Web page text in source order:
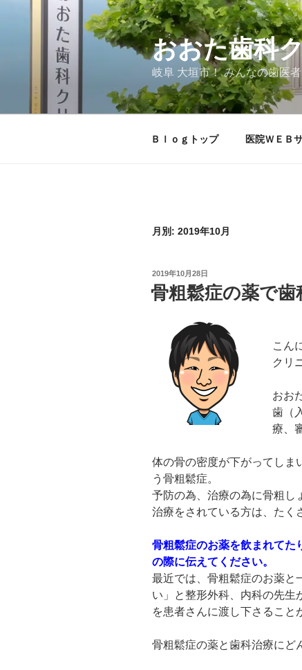
おおた歯科
岐阜 大垣市！ みんなの歯医
Ｂｌｏｇトップ 医院ＷＥＢ
月別: 2019年10月
投
稿
日:
2019年10月28日
骨粗鬆症の薬で歯
こん
クリ
おお
歯（
療、
体の骨の密度が下がってしま
う骨粗鬆症。
予防の為、治療の為に骨粗し
治療をされている方は、たく
骨粗鬆症のお薬を飲まれてた
の際に伝えてください。
最近では、骨粗鬆症のお薬と
い」と整形外科、内科の先生
を患者さんに渡し下さること
骨粗鬆症の薬と歯科治療にど